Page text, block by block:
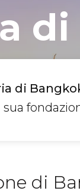
di
sua
di